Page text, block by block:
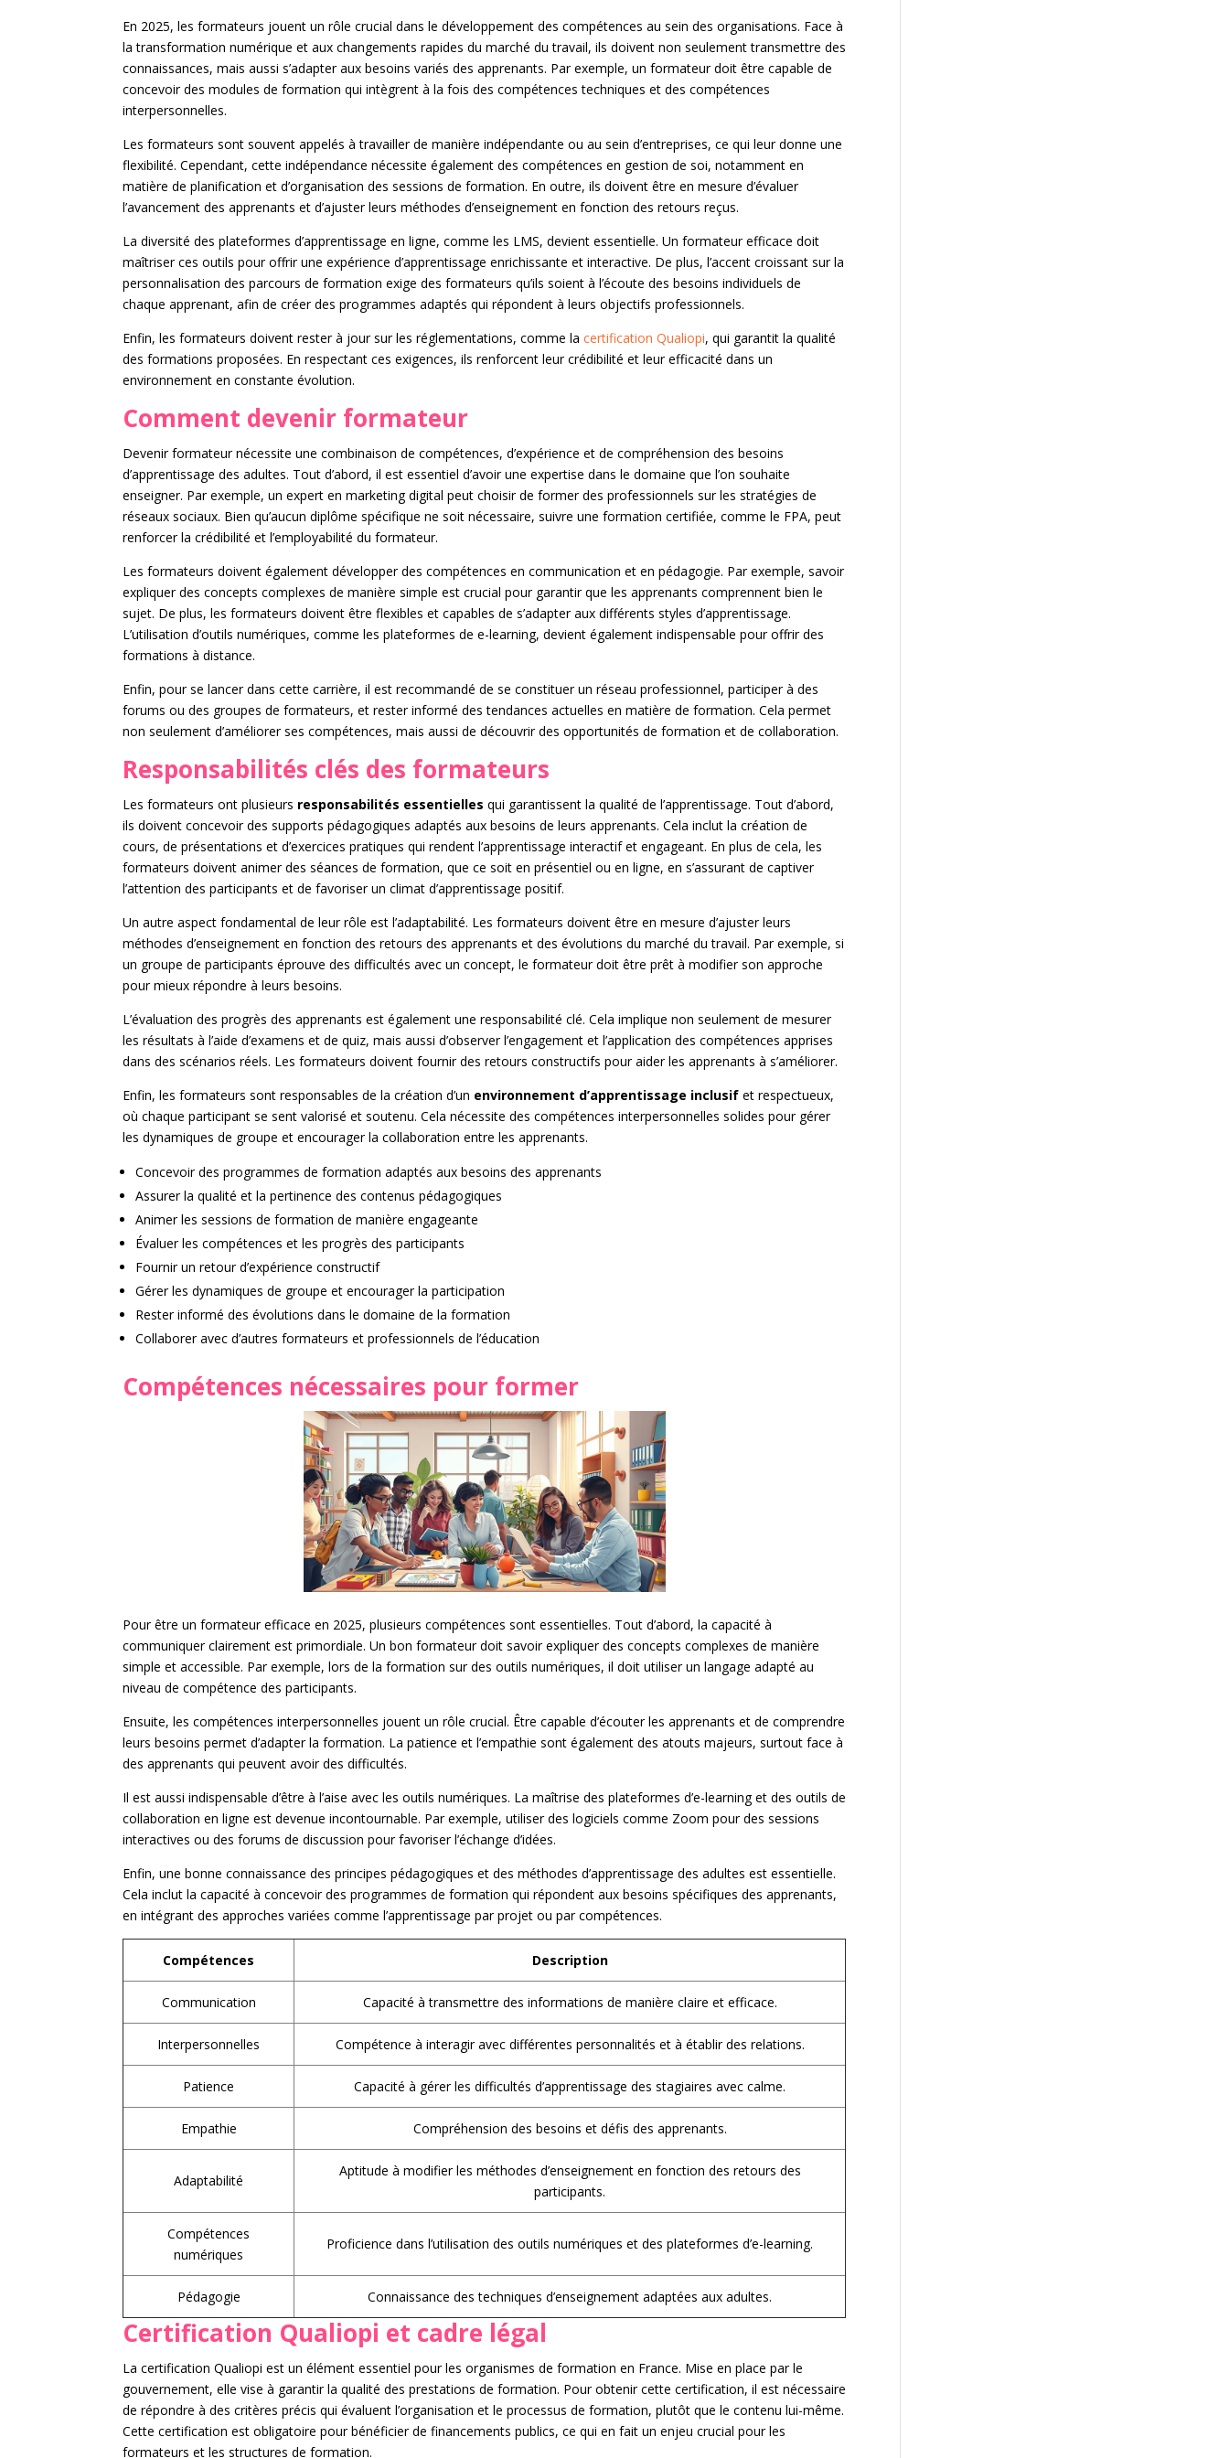
En 2025, les formateurs jouent un rôle crucial dans le développement des compétences au sein des organisations. Face à
la transformation numérique et aux changements rapides du marché du travail, ils doivent non seulement transmettre des
connaissances, mais aussi s’adapter aux besoins variés des apprenants. Par exemple, un formateur doit être capable de
concevoir des modules de formation qui intègrent à la fois des compétences techniques et des compétences
interpersonnelles.
Les formateurs sont souvent appelés à travailler de manière indépendante ou au sein d’entreprises, ce qui leur donne une
flexibilité. Cependant, cette indépendance nécessite également des compétences en gestion de soi, notamment en
matière de planification et d’organisation des sessions de formation. En outre, ils doivent être en mesure d’évaluer
l’avancement des apprenants et d’ajuster leurs méthodes d’enseignement en fonction des retours reçus.
La diversité des plateformes d’apprentissage en ligne, comme les LMS, devient essentielle. Un formateur efficace doit
maîtriser ces outils pour offrir une expérience d’apprentissage enrichissante et interactive. De plus, l’accent croissant sur la
personnalisation des parcours de formation exige des formateurs qu’ils soient à l’écoute des besoins individuels de
chaque apprenant, afin de créer des programmes adaptés qui répondent à leurs objectifs professionnels.
Enfin, les formateurs doivent rester à jour sur les réglementations, comme lacertification Qualiopi, qui garantit la qualité
des formations proposées. En respectant ces exigences, ils renforcent leur crédibilité et leur efficacité dans un
environnement en constante évolution.
Comment devenir formateur
Devenir formateur nécessite une combinaison de compétences, d’expérience et de compréhension des besoins
d’apprentissage des adultes. Tout d’abord, il est essentiel d’avoir une expertise dans le domaine que l’on souhaite
enseigner. Par exemple, un expert en marketing digital peut choisir de former des professionnels sur les stratégies de
réseaux sociaux. Bien qu’aucun diplôme spécifique ne soit nécessaire, suivre une formation certifiée, comme le FPA, peut
renforcer la crédibilité et l’employabilité du formateur.
Les formateurs doivent également développer des compétences en communication et en pédagogie. Par exemple, savoir
expliquer des concepts complexes de manière simple est crucial pour garantir que les apprenants comprennent bien le
sujet. De plus, les formateurs doivent être flexibles et capables de s’adapter aux différents styles d’apprentissage.
L’utilisation d’outils numériques, comme les plateformes de e-learning, devient également indispensable pour offrir des
formations à distance.
Enfin, pour se lancer dans cette carrière, il est recommandé de se constituer un réseau professionnel, participer à des
forums ou des groupes de formateurs, et rester informé des tendances actuelles en matière de formation. Cela permet
non seulement d’améliorer ses compétences, mais aussi de découvrir des opportunités de formation et de collaboration.
Responsabilités clés des formateurs
Les formateurs ont plusieurs responsabilités essentielles qui garantissent la qualité de l’apprentissage. Tout d’abord,
ils doivent concevoir des supports pédagogiques adaptés aux besoins de leurs apprenants. Cela inclut la création de
cours, de présentations et d’exercices pratiques qui rendent l’apprentissage interactif et engageant. En plus de cela, les
formateurs doivent animer des séances de formation, que ce soit en présentiel ou en ligne, en s’assurant de captiver
l’attention des participants et de favoriser un climat d’apprentissage positif.
Un autre aspect fondamental de leur rôle est l’adaptabilité. Les formateurs doivent être en mesure d’ajuster leurs
méthodes d’enseignement en fonction des retours des apprenants et des évolutions du marché du travail. Par exemple, si
un groupe de participants éprouve des difficultés avec un concept, le formateur doit être prêt à modifier son approche
pour mieux répondre à leurs besoins.
L’évaluation des progrès des apprenants est également une responsabilité clé. Cela implique non seulement de mesurer
les résultats à l’aide d’examens et de quiz, mais aussi d’observer l’engagement et l’application des compétences apprises
dans des scénarios réels. Les formateurs doivent fournir des retours constructifs pour aider les apprenants à s’améliorer.
Enfin, les formateurs sont responsables de la création d’un environnement d’apprentissage inclusif et respectueux,
où chaque participant se sent valorisé et soutenu. Cela nécessite des compétences interpersonnelles solides pour gérer
les dynamiques de groupe et encourager la collaboration entre les apprenants.
Concevoir des programmes de formation adaptés aux besoins des apprenants
Assurer la qualité et la pertinence des contenus pédagogiques
Animer les sessions de formation de manière engageante
Évaluer les compétences et les progrès des participants
Fournir un retour d’expérience constructif
Gérer les dynamiques de groupe et encourager la participation
Rester informé des évolutions dans le domaine de la formation
Collaborer avec d’autres formateurs et professionnels de l’éducation
Compétences nécessaires pour former
Pour être un formateur efficace en 2025, plusieurs compétences sont essentielles. Tout d’abord, la capacité à
communiquer clairement est primordiale. Un bon formateur doit savoir expliquer des concepts complexes de manière
simple et accessible. Par exemple, lors de la formation sur des outils numériques, il doit utiliser un langage adapté au
niveau de compétence des participants.
Ensuite, les compétences interpersonnelles jouent un rôle crucial. Être capable d’écouter les apprenants et de comprendre
leurs besoins permet d’adapter la formation. La patience et l’empathie sont également des atouts majeurs, surtout face à
des apprenants qui peuvent avoir des difficultés.
Il est aussi indispensable d’être à l’aise avec les outils numériques. La maîtrise des plateformes d’e-learning et des outils de
collaboration en ligne est devenue incontournable. Par exemple, utiliser des logiciels comme Zoom pour des sessions
interactives ou des forums de discussion pour favoriser l’échange d’idées.
Enfin, une bonne connaissance des principes pédagogiques et des méthodes d’apprentissage des adultes est essentielle.
Cela inclut la capacité à concevoir des programmes de formation qui répondent aux besoins spécifiques des apprenants,
en intégrant des approches variées comme l’apprentissage par projet ou par compétences.
Compétences Description
Communication Capacité à transmettre des informations de manière claire et efficace.
Interpersonnelles Compétence à interagir avec différentes personnalités et à établir des relations.
Patience Capacité à gérer les difficultés d’apprentissage des stagiaires avec calme.
Empathie Compréhension des besoins et défis des apprenants.
Adaptabilité
Aptitude à modifier les méthodes d’enseignement en fonction des retours des
participants.
Compétences
numériques
Proficience dans l’utilisation des outils numériques et des plateformes d’e-learning.
Pédagogie Connaissance des techniques d’enseignement adaptées aux adultes.
Certification Qualiopi et cadre légal
La certification Qualiopi est un élément essentiel pour les organismes de formation en France. Mise en place par le
gouvernement, elle vise à garantir la qualité des prestations de formation. Pour obtenir cette certification, il est nécessaire
de répondre à des critères précis qui évaluent l’organisation et le processus de formation, plutôt que le contenu lui-même.
Cette certification est obligatoire pour bénéficier de financements publics, ce qui en fait un enjeu crucial pour les
formateurs et les structures de formation.